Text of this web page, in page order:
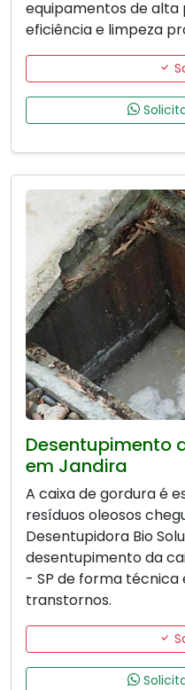
equipamentos de
eficiência e limpeza
Desentupimento
em Jandira
A caixa de gordura é
resíduos oleosos
Desentupidora Bio
desentupimento da
- SP de forma técnica
transtornos.